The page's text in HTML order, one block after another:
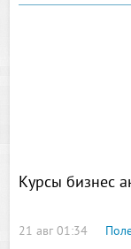
Курсы бизнес
21 авг 01:34